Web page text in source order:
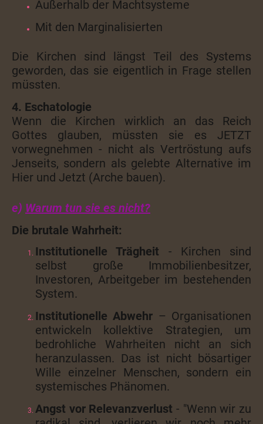
Außerhalb der Machtsysteme
Mit den Marginalisierten
Die Kirchen sind längst Teil des Systems
geworden, das sie eigentlich in Frage stellen
müssten.
4. Eschatologie
Wenn die Kirchen wirklich an das Reich
Gottes glauben, müssten sie es JETZT
vorwegnehmen - nicht als Vertröstung aufs
Jenseits, sondern als gelebte Alternative im
Hier und Jetzt (Arche bauen).
e) Warum tun sie es nicht?
Die brutale Wahrheit:
Institutionelle Trägheit - Kirchen sind
selbst große Immobilienbesitzer,
Investoren, Arbeitgeber im bestehenden
System.
Institutionelle Abwehr – Organisationen
entwickeln kollektive Strategien, um
bedrohliche Wahrheiten nicht an sich
heranzulassen. Das ist nicht bösartiger
Wille einzelner Menschen, sondern ein
systemisches Phänomen.
Angst vor Relevanzverlust - "Wenn wir zu